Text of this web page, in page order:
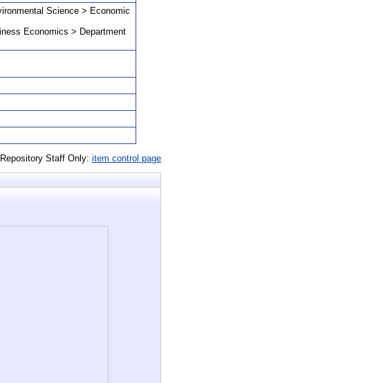
Science > Economic
Economics > Department
Repository Staff Only: item control page